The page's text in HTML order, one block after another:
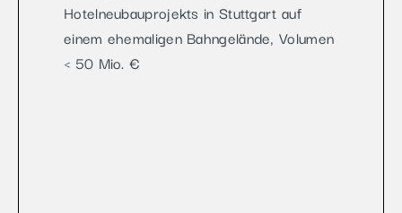
Hotelneubauprojekts in Stuttgart auf
einem ehemaligen Bahngelände, Volumen
< 50 Mio. €